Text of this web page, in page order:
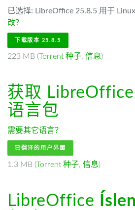
已选择: LibreOffice 25.8.5 用于
改？
下载版本 25.8.5
223 MB (Torrent 种子, 信息)
获取 LibreOffice
语言包
需要其它语言？
已翻译的用户界面
1.3 MB (Torrent 种子, 信息)
LibreOffice